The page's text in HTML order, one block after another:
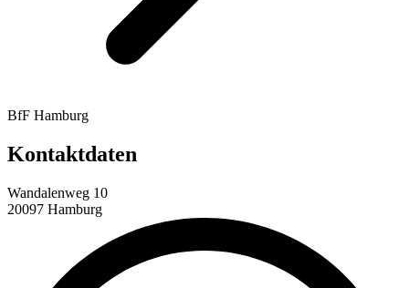
BfF Hamburg
Kontaktdaten
Wandalenweg 10
20097 Hamburg